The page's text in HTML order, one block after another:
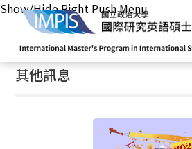
Show/Hide Right Push Menu
首頁/最新消息/其他訊息
::::::
其他訊息